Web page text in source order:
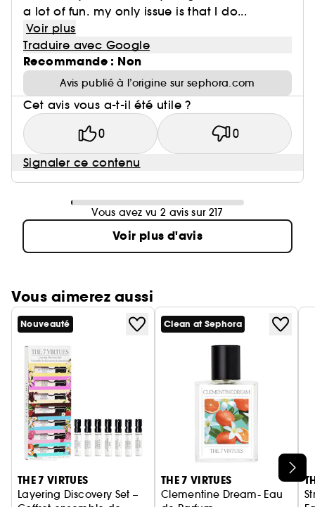
a lot of fun. my only issue is that I do...
Voir plus
Traduire avec Google
Recommande : Non
Avis publié à l’origine sur sephora.com
Cet avis vous a-t-il été utile ?
0 0
Signaler ce contenu
Vous avez vu 2 avis sur 217
Voir plus d'avis
Vous aimerez aussi
Nouveauté
THE 7 VIRTUES
Layering Discovery Set –
Clean at Sephora
THE 7 VIRTUES
Clementine Dream- Eau